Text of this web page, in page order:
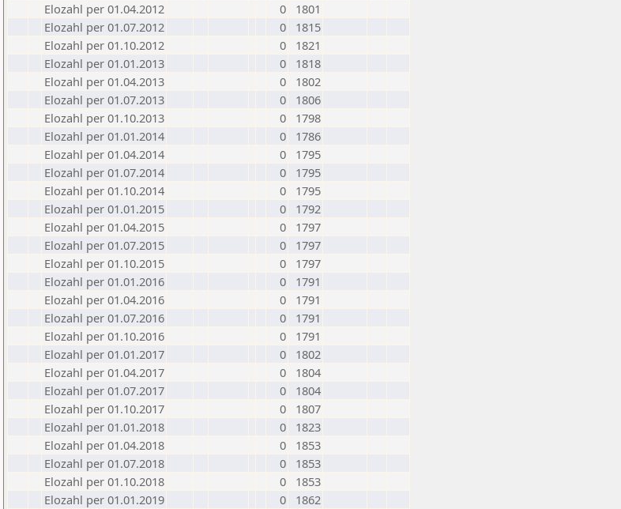
Elozahl per 01.04.2012
0
1801
Elozahl per 01.07.2012
0
1815
Elozahl per 01.10.2012
0
1821
Elozahl per 01.01.2013
0
1818
Elozahl per 01.04.2013
0
1802
Elozahl per 01.07.2013
0
1806
Elozahl per 01.10.2013
0
1798
Elozahl per 01.01.2014
0
1786
Elozahl per 01.04.2014
0
1795
Elozahl per 01.07.2014
0
1795
Elozahl per 01.10.2014
0
1795
Elozahl per 01.01.2015
0
1792
Elozahl per 01.04.2015
0
1797
Elozahl per 01.07.2015
0
1797
Elozahl per 01.10.2015
0
1797
Elozahl per 01.01.2016
0
1791
Elozahl per 01.04.2016
0
1791
Elozahl per 01.07.2016
0
1791
Elozahl per 01.10.2016
0
1791
Elozahl per 01.01.2017
0
1802
Elozahl per 01.04.2017
0
1804
Elozahl per 01.07.2017
0
1804
Elozahl per 01.10.2017
0
1807
Elozahl per 01.01.2018
0
1823
Elozahl per 01.04.2018
0
1853
Elozahl per 01.07.2018
0
1853
Elozahl per 01.10.2018
0
1853
Elozahl per 01.01.2019
0
1862